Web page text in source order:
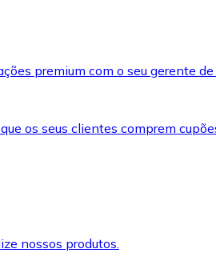
premium com o seu gerente
os seus clientes comprem
nossos produtos.